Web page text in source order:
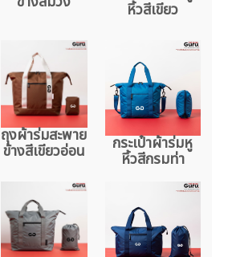
หิ้วสีเขียว
ถุงผ้าร่มสะพาย
ข้างสีเขียวอ่อน กระเป๋าผ้าร่มหู
หิ้วสีกรมท่า